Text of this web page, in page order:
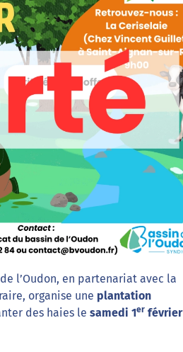
de l’Oudon, en partenariat avec la
organise une plantation
des haies le samedi 1er février